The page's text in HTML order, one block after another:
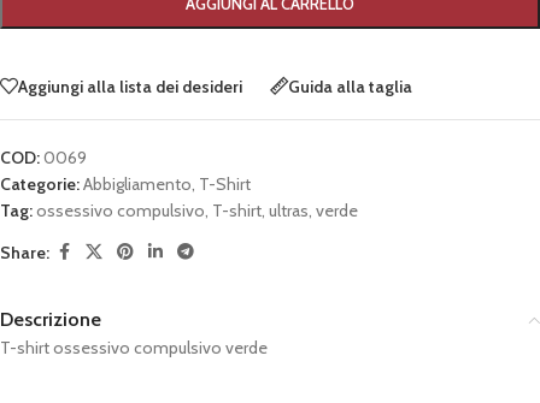
Aggiungi alla lista dei desideri Guida alla taglia
COD:0069
Categorie:Abbigliamento, T-Shirt
Tag:ossessivo compulsivo, T-shirt, ultras, verde
Share:
Descrizione
T-shirt ossessivo compulsivo verde